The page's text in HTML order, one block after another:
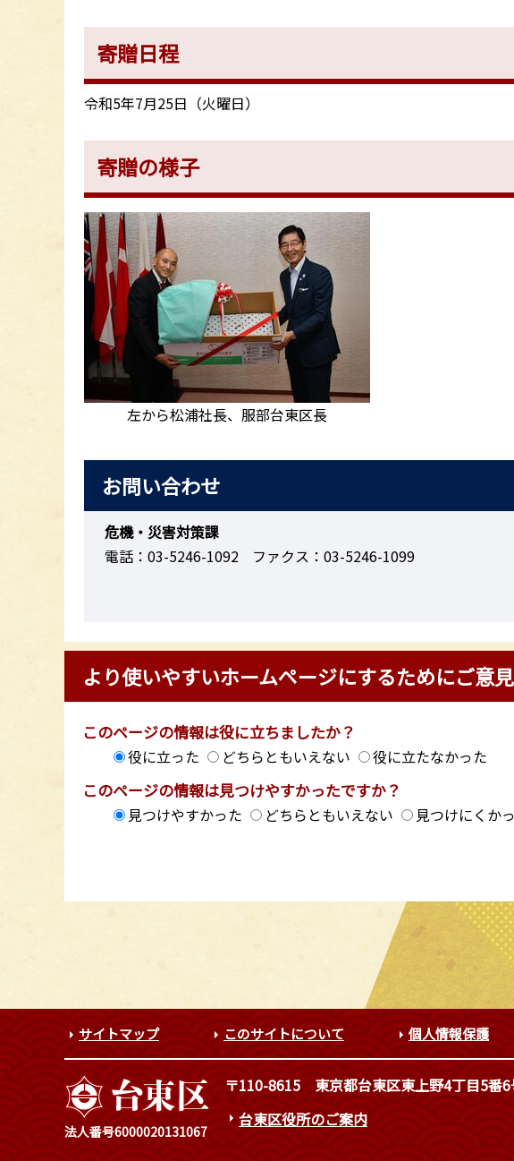
寄贈日程
令和5年7月25日（火曜日）
寄贈の様子
左から松浦社長、服部台東区長
お問い合わせ
危機・災害対策課
電話：03-5246-1092
ファクス：03-5246-1099
より使いやすいホームページにするためにご意
このページの情報は役に立ちましたか？
役に立った どちらともいえない 役に立たなかった
このページの情報は見つけやすかったですか？
見つけやすかった どちらともいえない 見つけにくか
サイトマップ このサイトについて 個人情報保護
法人番号6000020131067
〒110-8615 東京都台東区東上野4丁目5番
台東区役所のご案内